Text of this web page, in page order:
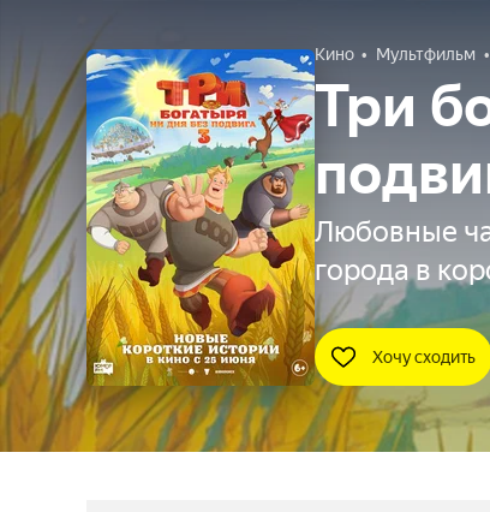
Кино Мультфильм
Три
Любовные
города в
Хочу сходить